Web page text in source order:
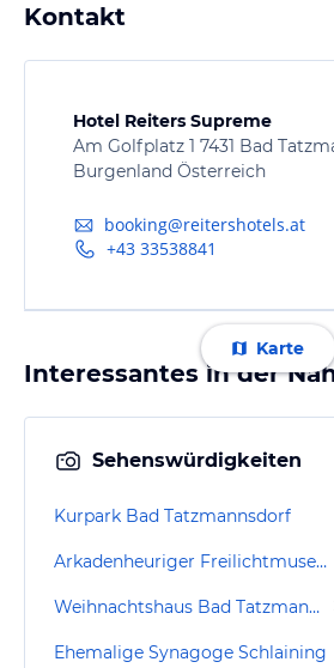
Kontakt
Hotel Reiters Supreme
Am Golfplatz 1 7431 Bad
Burgenland Österreich
booking@reitershotels.at
+43 33538841
Karte
Interessantes in der
Sehenswürdigkeiten
Kurpark Bad Tatzmannsdorf
Arkadenheuriger Freilichtmuseum Bad Tatzmannsdorf
Weihnachtshaus Bad Tatzmannsdorf
Ehemalige Synagoge Schlaining